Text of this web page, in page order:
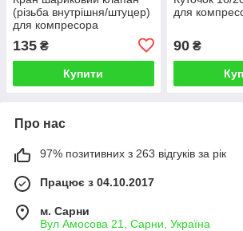
(різьба внутрішня/штуцер)
для компресора
135 ₴
Купити
для
90₴
Про нас
97% позитивних з 263 відгуків за рік
Працює з 04.10.2017
м. Сарни
Вул Амосова 21, Сарни, Україна